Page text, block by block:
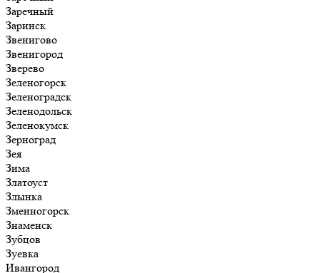
Заречный
Заринск
Звенигово
Звенигород
Зверево
Зеленогорск
Зеленоградск
Зеленодольск
Зеленокумск
Зерноград
Зея
Зима
Златоуст
Злынка
Змеиногорск
Знаменск
Зубцов
Зуевка
Ивангород